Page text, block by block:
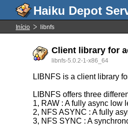
Início libnfs
Client library for
libnfs-5.0.2-1-x86_64
LIBNFS is a client library
LIBNFS offers three
1, RAW : A fully async low
2, NFS ASYNC : A fully
3, NFS SYNC : A